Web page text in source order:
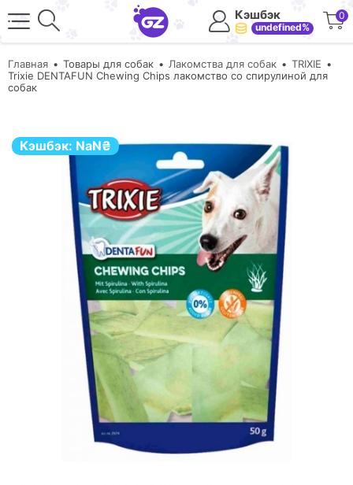
Кэшбэк
undefined%
0
Главная Товары для собак Лакомства для собак
TRIXIE
Trixie DENTAFUN Chewing Chips лакомство со спирулиной для
собак
Кэшбэк: NaN₴